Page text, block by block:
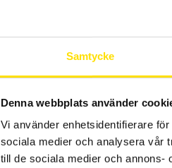
Samtycke
Denna webbplats använder
Vi använder enhetsidentifierare
sociala medier och analysera vår
till de sociala medier och annons-